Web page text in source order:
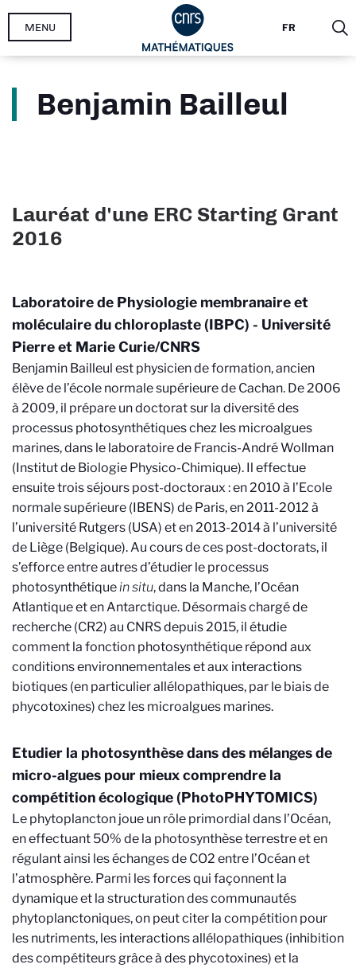
Aller
FR
MENU
Benjamin Bailleul
Lauréat d'une ERC Starting Grant
2016
Laboratoire de Physiologie membranaire et
moléculaire du chloroplaste (IBPC) - Université
Pierre et Marie Curie/CNRS
Benjamin Bailleul est physicien de formation, ancien
élève de l’école normale supérieure de Cachan. De 2006
à 2009, il prépare un doctorat sur la diversité des
processus photosynthétiques chez les microalgues
marines, dans le laboratoire de Francis-André Wollman
(Institut de Biologie Physico-Chimique). Il effectue
ensuite trois séjours post-doctoraux : en 2010 à l’Ecole
normale supérieure (IBENS) de Paris, en 2011-2012 à
l’université Rutgers (USA) et en 2013-2014 à l’université
de Liège (Belgique). Au cours de ces post-doctorats, il
s’efforce entre autres d’étudier le processus
photosynthétique in situ, dans la Manche, l’Océan
Atlantique et en Antarctique. Désormais chargé de
recherche (CR2) au CNRS depuis 2015, il étudie
comment la fonction photosynthétique répond aux
conditions environnementales et aux interactions
biotiques (en particulier allélopathiques, par le biais de
phycotoxines) chez les microalgues marines.
Etudier la photosynthèse dans des mélanges de
micro-algues pour mieux comprendre la
compétition écologique (PhotoPHYTOMICS)
Le phytoplancton joue un rôle primordial dans l’Océan,
en effectuant 50% de la photosynthèse terrestre et en
régulant ainsi les échanges de CO2 entre l’Océan et
l’atmosphère. Parmi les forces qui façonnent la
dynamique et la structuration des communautés
phytoplanctoniques, on peut citer la compétition pour
les nutriments, les interactions allélopathiques (inhibition
des compétiteurs grâce à des phycotoxines) et la